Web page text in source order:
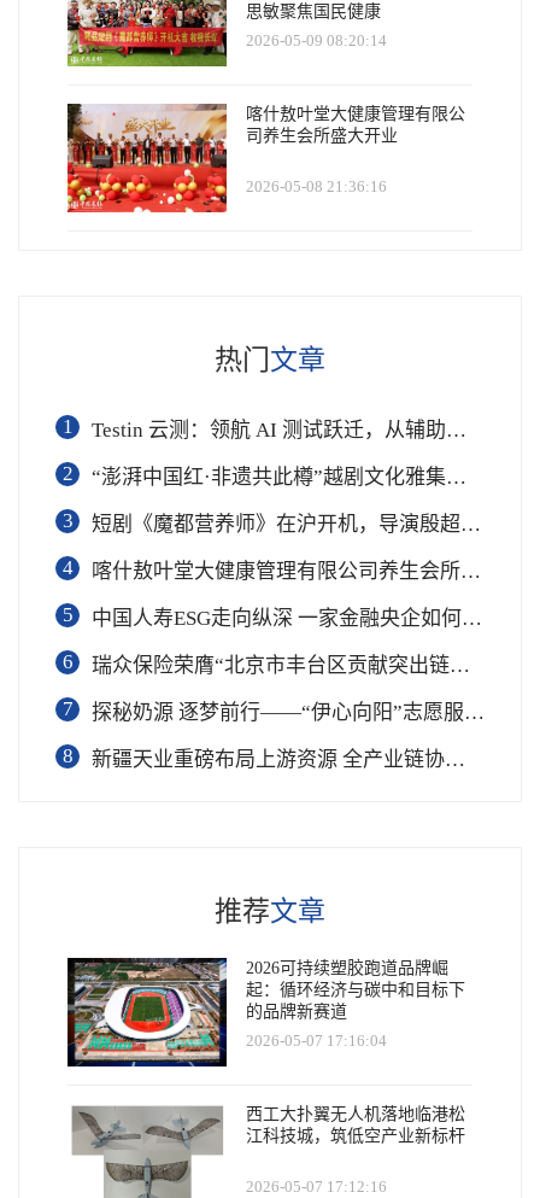
思敏聚焦国民健康
2026-05-09 08:20:14
喀什敖叶堂大健康管理有限公
司养生会所盛大开业
2026-05-08 21:36:16
热门 文章
1
Testin 云测：领航 AI 测试跃迁，从辅助工具到软件工程基础设施
2
“澎湃中国红·非遗共此樽”越剧文化雅集在杭举行
3
短剧《魔都营养师》在沪开机，导演殷超携手礼仪专家周思敏聚焦国民健康
4
喀什敖叶堂大健康管理有限公司养生会所盛大开业
5
中国人寿ESG走向纵深 一家金融央企如何连接国家战略与民生需求
6
瑞众保险荣膺“北京市丰台区贡献突出链长单位”奖项
7
​探秘奶源 逐梦前行——“伊心向阳”志愿服务队开展幼儿园科普公益志愿活动
8
新疆天业重磅布局上游资源 全产业链协同再塑成长新动能
推荐文章
2026可持续塑胶跑道品牌崛
起：循环经济与碳中和目标下
的品牌新赛道
2026-05-07 17:16:04
西工大扑翼无人机落地临港松
江科技城，筑低空产业新标杆
2026-05-07 17:12:16